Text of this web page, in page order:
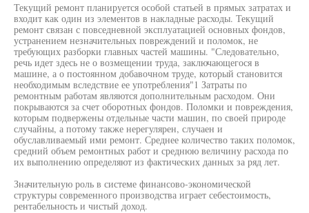
Текущий ремонт планируется особой статьей в прямых затратах и
входит как один из элементов в накладные расходы. Текущий
ремонт связан с повседневной эксплуатацией основных фондов,
устранением незначительных повреждений и поломок, не
требующих разборки главных частей машины. "Следовательно,
речь идет здесь не о возмещении труда, заключающегося в
машине, а о постоянном добавочном труде, который становится
необходимым вследствие ее употребления"1 Затраты по
ремонтным работам являются дополнительным расходом. Они
покрываются за счет оборотных фондов. Поломки и повреждения,
которым подвержены отдельные части машин, по своей природе
случайны, а потому также нерегулярен, случаен и
обуславливаемый ими ремонт. Среднее количество таких поломок,
средний объем ремонтных работ и среднюю величину расхода по
их выполнению определяют из фактических данных за ряд лет.
Значительную роль в системе финансово-экономической
структуры современного производства играет себестоимость,
рентабельность и чистый доход.